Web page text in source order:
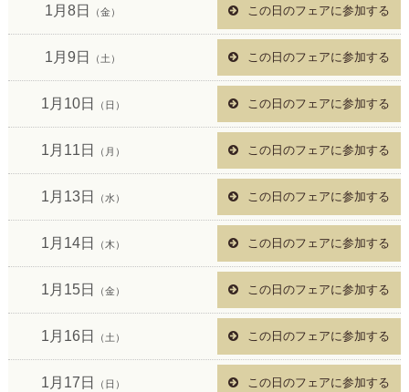
1月8日 （金） この日のフェアに参加する
1月9日 （土） この日のフェアに参加する
1月10日 （日） この日のフェアに参加する
1月11日 （月） この日のフェアに参加する
1月13日 （水） この日のフェアに参加する
1月14日 （木） この日のフェアに参加する
1月15日 （金） この日のフェアに参加する
1月16日 （土） この日のフェアに参加する
1月17日 （日） この日のフェアに参加する